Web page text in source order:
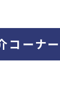
コーナー